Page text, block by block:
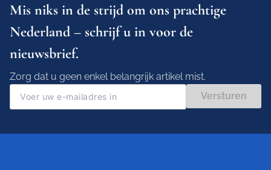
Mis niks in de strijd om ons prachtige
Nederland – schrijf u in voor de
nieuwsbrief.
Zorg dat u geen enkel belangrijk artikel mist.
Versturen